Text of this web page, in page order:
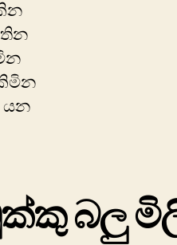
යන
බලු